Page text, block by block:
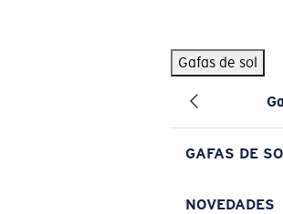
Gafas de sol
GAFAS DE
NOVEDADES
BÚSQUEDAS POPULARES
Pilothouse PRO Limited Edition Pack
Gafas de sol personalizadas
Los más vendidos de gafas de sol